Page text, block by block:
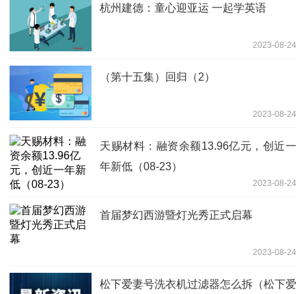
杭州建德：童心迎亚运 一起学英语
2023-08-24
（第十五集）回归（2）
2023-08-24
天赐材料：融资余额13.96亿元，创近一
年新低（08-23）
2023-08-24
首届梦幻西游暨灯光秀正式启幕
2023-08-24
松下爱妻号洗衣机过滤器怎么拆（松下爱